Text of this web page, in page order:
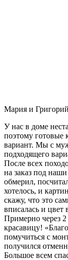
Мария и
У нас в доме
поэтому готовые
вариант. Мы с
подходящего
После всех
на заказ под
обмерил,
хотелось, и
скажу, что это
вписалась и цвет
Примерно через
красавицу!
помучиться с
получился
Большое всем